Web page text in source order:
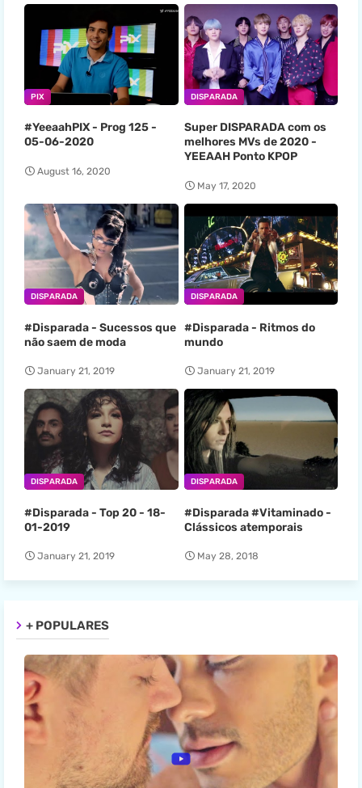
PIX
#YeeaahPIX - Prog 125 -
05-06-2020
August 16, 2020
DISPARADA
Super DISPARADA com os
melhores MVs de 2020 -
YEEAAH Ponto KPOP
May 17, 2020
DISPARADA
#Disparada - Sucessos que
não saem de moda
January 21, 2019
DISPARADA
#Disparada - Ritmos do
mundo
January 21, 2019
DISPARADA
#Disparada - Top 20 - 18-
01-2019
January 21, 2019
DISPARADA
#Disparada #Vitaminado -
Clássicos atemporais
May 28, 2018
+ POPULARES